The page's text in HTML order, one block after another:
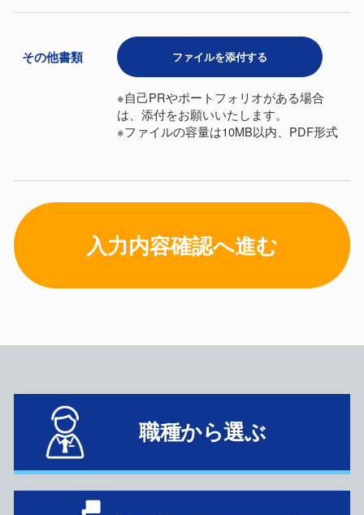
その他書類 ファイルを添付する
※自己PRやポートフォリオがある場合
は、添付をお願いいたします。
※ファイルの容量は10MB以内、PDF形式
入力内容確認へ進む
職種から選ぶ